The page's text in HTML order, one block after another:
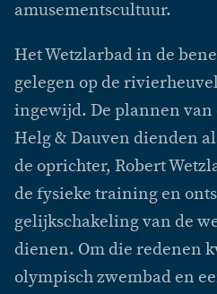
amusementscultuur.
Het Wetzlarbad in de
gelegen op de
ingewijd. De plannen van
Helg & Dauven dienden
de oprichter, Robert
de fysieke training en
gelijkschakeling van de
dienen. Om die redenen
olympisch zwembad en